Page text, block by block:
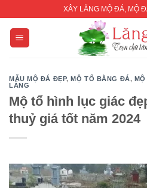
content
XÂY LĂNG MỘ ĐÁ, MỘ
MẪU MỘ ĐÁ ĐẸP,MỘ TỔ BẰNG ĐÁ,
LĂNG
Mộ tổ hình lục giác
thuỷ giá tốt năm 2024